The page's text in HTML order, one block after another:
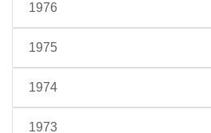
1976
1975
1974
1973